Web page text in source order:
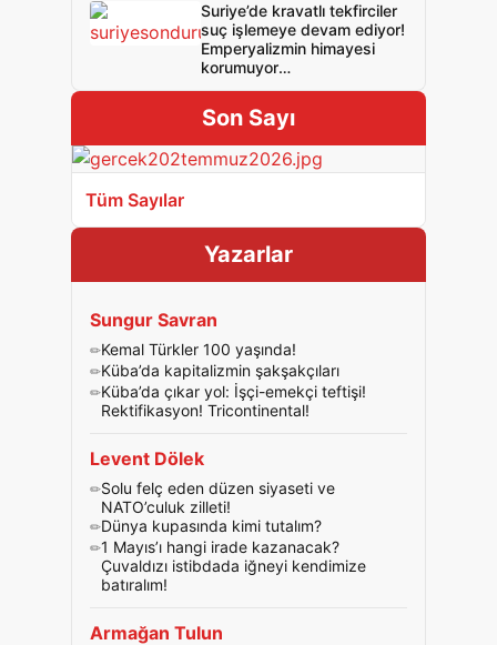
Suriye’de kravatlı tekfirciler
suç işlemeye devam ediyor!
Emperyalizmin himayesi
korumuyor
Son Sayı
Tüm Sayılar
Yazarlar
Sungur Savran
Kemal Türkler 100 yaşında!
Küba’da kapitalizmin şakşakçıları
Küba’da çıkar yol: İşçi-emekçi teftişi!
Rektifikasyon! Tricontinental!
Levent Dölek
Solu felç eden düzen siyaseti ve
NATO’culuk zilleti!
Dünya kupasında kimi tutalım?
1 Mayıs’ı hangi irade kazanacak?
Çuvaldızı istibdada iğneyi kendimize
batıralım!
Armağan Tulun